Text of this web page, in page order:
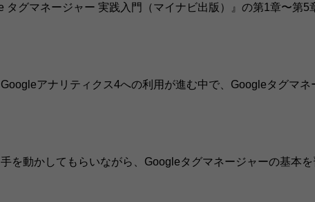
グマネージャー 実践入門（マイナビ出版）』の第1章〜第5
アナリティクス4への利用が進む中で、Googleタグマネ
を動かしてもらいながら、Googleタグマネージャーの基本